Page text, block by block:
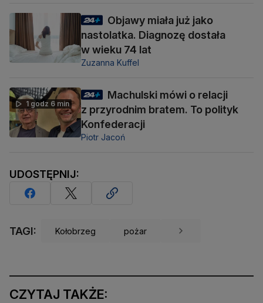
Objawy miała już jako
nastolatka. Diagnozę dostała
w wieku 74 lat
Zuzanna Kuffel
1 godz 6 min
Machulski mówi o relacji
z przyrodnim bratem. To polityk
Konfederacji
Piotr Jacoń
UDOSTĘPNIJ:
TAGI: Kołobrzeg pożar
CZYTAJ TAKŻE: